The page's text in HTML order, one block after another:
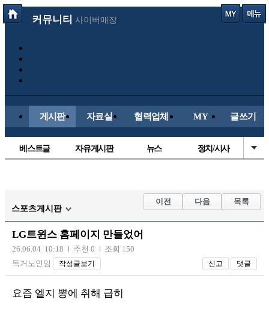
커뮤니티 사이버매장
게시판 자료실 협력업체 MY 글쓰기
베스트글 자유게시판 뉴스 정치/시사
해외축구
국내축구
스포츠게시판
이전 다음 목록
LG트윈스 홈페이지 만들었어
26.06.04 10:18 추천 0
조회 150
독거노인임
작성글보기 신고 댓글
요즘 엘지 뽕에 취해 급히